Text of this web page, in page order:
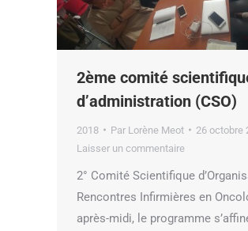
2ème comité
d’administration (CSO)
2018 Par Lorène Meot
26 octobre
Laisser un commentaire
2° Comité Scientifique
Rencontres Infirmières en
après-midi, le programme